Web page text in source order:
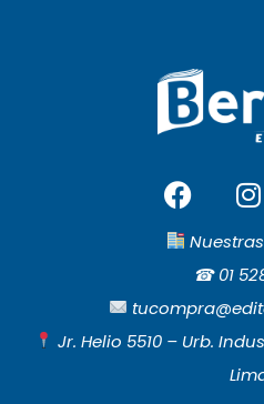
F
a
c
b
o
o
I
n
s
t
r
☎︎01
Jr. Helio 5510 – Urb.